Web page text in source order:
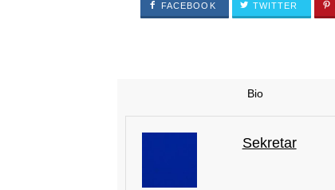
FACEBOOK TWITTER
Bio
Sekretar